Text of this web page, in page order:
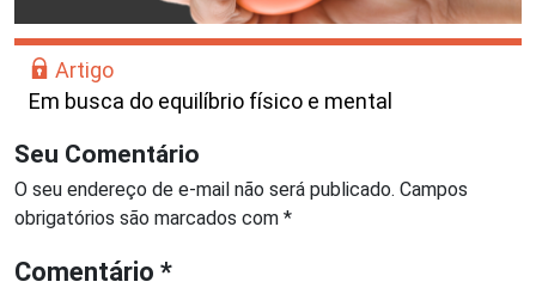
Artigo
Em busca do equilíbrio físico e mental
Seu Comentário
O seu endereço de e-mail não será publicado. Campos
obrigatórios são marcados com *
Comentário *